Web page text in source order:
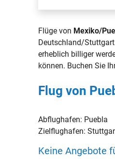
Flüge von Mexiko/
Deutschland/
erheblich billiger
können. Buchen Sie
Flug von
Abflughafen: Puebla
Zielflughafen:
Keine Angebote